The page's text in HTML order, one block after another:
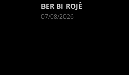
BER BI ROJÊ
07/08/2026